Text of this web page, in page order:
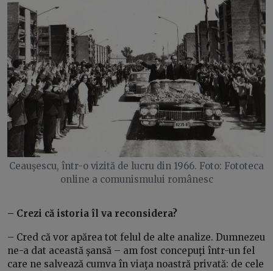
Ceauşescu, într-o vizită de lucru din 1966. Foto: Fototeca
online a comunismului românesc
– Crezi că istoria îl va reconsidera?
– Cred că vor apărea tot felul de alte analize. Dumnezeu
ne-a dat această şansă – am fost concepuţi într-un fel
care ne salvează cumva în viaţa noastră privată: de cele